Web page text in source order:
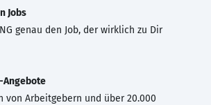
Jobs
genau den Job, der wirklich zu Dir
Angebote
von Arbeitgebern und über 20.000